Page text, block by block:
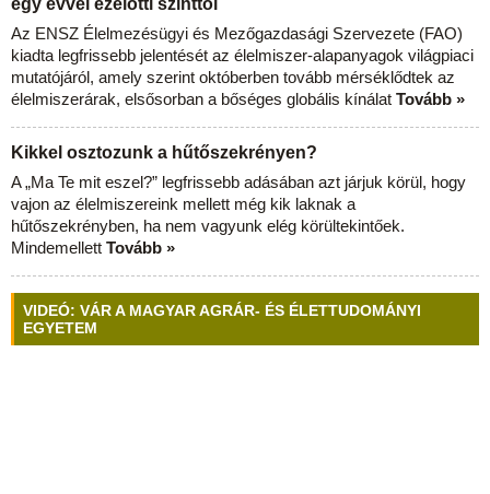
egy évvel ezelőtti szinttől
Az ENSZ Élelmezésügyi és Mezőgazdasági Szervezete (FAO)
kiadta legfrissebb jelentését az élelmiszer-alapanyagok világpiaci
mutatójáról, amely szerint októberben tovább mérséklődtek az
élelmiszerárak, elsősorban a bőséges globális kínálat Tovább »
Kikkel osztozunk a hűtőszekrényen?
A „Ma Te mit eszel?” legfrissebb adásában azt járjuk körül, hogy
vajon az élelmiszereink mellett még kik laknak a
hűtőszekrényben, ha nem vagyunk elég körültekintőek.
Mindemellett Tovább »
VIDEÓ: VÁR A MAGYAR AGRÁR- ÉS ÉLETTUDOMÁNYI
EGYETEM